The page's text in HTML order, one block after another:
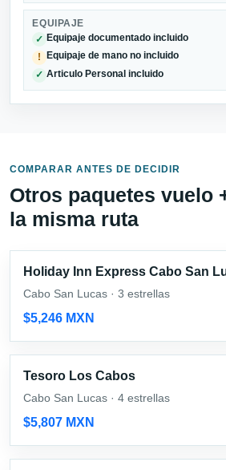
EQUIPAJE
✓ Equipaje documentado incluido
! Equipaje de mano no incluido
✓ Articulo Personal incluido
COMPARAR ANTES DE DECIDIR
Otros paquetes vuelo
la misma ruta
Holiday Inn Express Cabo San
Cabo San Lucas · 3 estrellas
$5,246 MXN
Tesoro Los Cabos
Cabo San Lucas · 4 estrellas
$5,807 MXN